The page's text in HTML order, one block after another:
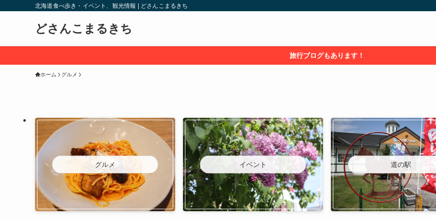
北海道食べ歩き・イベント、観光情報 | どさんこまるきち
どさんこまるきち
旅行ブログもあります！
ホーム グルメ
グルメ イベント 道の駅